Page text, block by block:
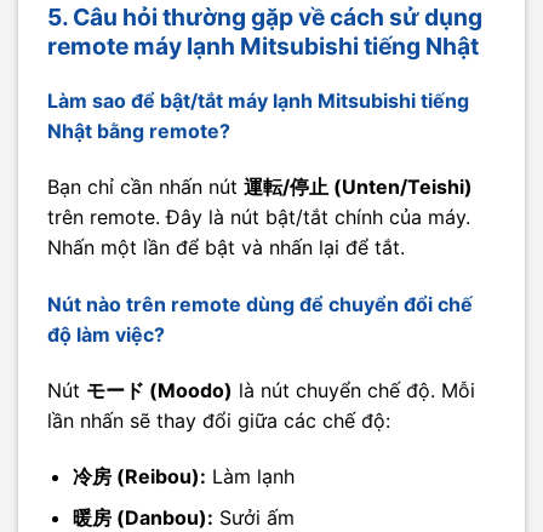
5. Câu hỏi thường gặp về cách sử dụng
remote máy lạnh Mitsubishi tiếng Nhật
Làm sao để bật/tắt máy lạnh Mitsubishi tiếng
Nhật bằng remote?
Bạn chỉ cần nhấn nút 運転/停止 (Unten/Teishi)
trên remote. Đây là nút bật/tắt chính của máy.
Nhấn một lần để bật và nhấn lại để tắt.
Nút nào trên remote dùng để chuyển đổi chế
độ làm việc?
Nút モード (Moodo) là nút chuyển chế độ. Mỗi
lần nhấn sẽ thay đổi giữa các chế độ:
冷房 (Reibou): Làm lạnh
暖房 (Danbou): Sưởi ấm